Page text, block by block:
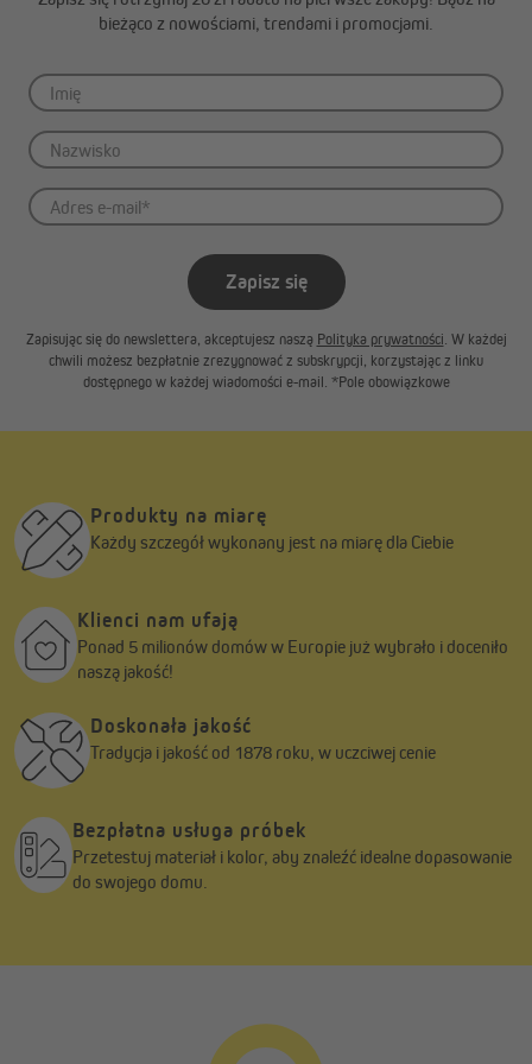
Gwarancja satysfakcji
Jesteśmy pewni jakości rolety dzień i noc Elegancei zależy nam,
abyś był w pełni zadowolony z zakupu. Jeśli produkt z
jakiegokolwiek powodu nie spełni Twoich oczekiwań, nasz zespół
obsługi klienta pomoże znaleźć najlepsze rozwiązanie. Jesteśmy
tu po to, żebyś czuł się dobrze z każdym wyborem.
rozwoju i odpowiedzialności etycznej
Nasze produkty powstają zgodnie z rygorystycznymi normami
obowiązującymi w Unii Europejskiej, co gwarantuje ich wysoką
europejskich standardów, ale także przewyższać Twoje
Zrównoważona produkcja dla ochrony środowiska
bieżąco z nowościami, trendami i promocjami.
Zapisz się
Zapisując się do newslettera, akceptujesz naszą Polityka prywatności. W każdej
chwili możesz bezpłatnie zrezygnować z subskrypcji, korzystając z linku
dostępnego w każdej wiadomości e-mail. *Pole obowiązkowe
Produkty na miarę
Każdy szczegół wykonany jest na miarę dla Ciebie
Klienci nam ufają
Ponad 5 milionów domów w Europie już wybrało i doceniło
naszą jakość!
Doskonała jakość
Tradycja i jakość od 1878 roku, w uczciwej cenie
Bezpłatna usługa próbek
Przetestuj materiał i kolor, aby znaleźć idealne dopasowanie
do swojego domu.